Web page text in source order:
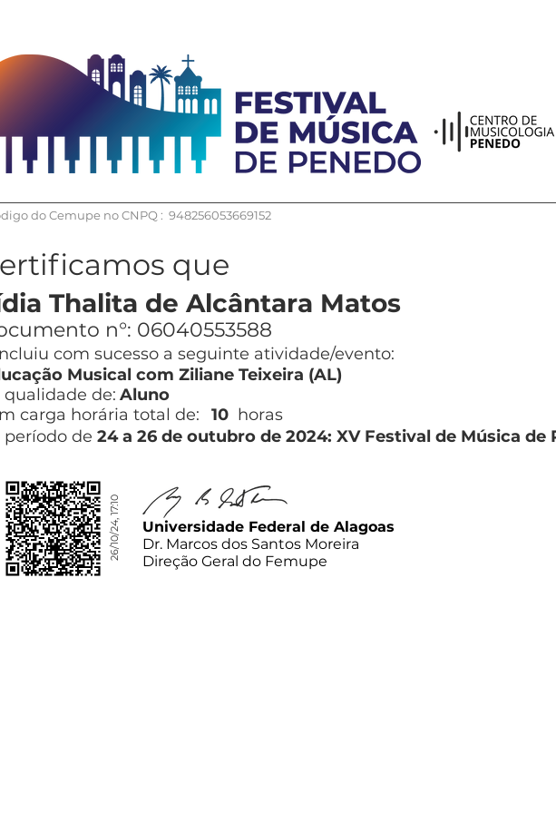
do Cemupe no CNPQ : 948256053669152
que
Thalita de Alcântara Matos
n°: 06040553588
com sucesso a seguinte atividade/evento:
Musical com Ziliane Teixeira (AL)
qualidade de: Aluno
carga horária total de:
10 horas
período de 24 a 26 de outubro de 2024: XV Festival de Música de
26/10/24, 17:10
Universidade Federal de Alagoas
Dr. Marcos dos Santos Moreira
Direção Geral do Femupe